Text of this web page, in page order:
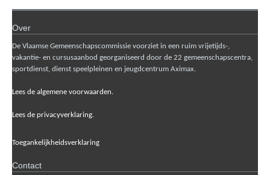
Over
De Vlaamse Gemeenschapscommissie voorziet in een ruim vrijetijds-,
vakantie- en cursusaanbod georganiseerd door de 22 gemeenschapscentra,
sportdienst, dienst speelpleinen en jeugdcentrum Aximax.
Lees de algemene voorwaarden.
Lees de privacyverklaring.
Toegankelijkheidsverklaring
Contact